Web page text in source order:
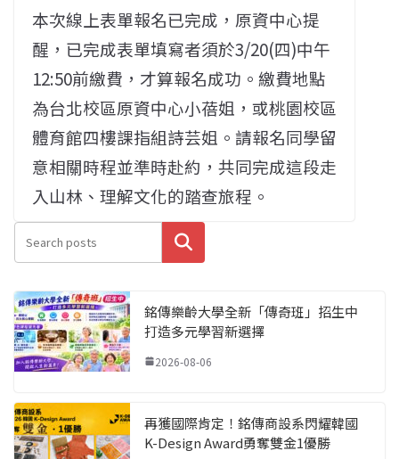
本次線上表單報名已完成，原資中心提
醒，已完成表單填寫者須於3/20(四)中午
12:50前繳費，才算報名成功。繳費地點
為台北校區原資中心小蓓姐，或桃園校區
體育館四樓課指組詩芸姐。請報名同學留
意相關時程並準時赴約，共同完成這段走
入山林、理解文化的踏查旅程。
搜尋
銘傳樂齡大學全新「傳奇班」招生中
打造多元學習新選擇
2026-08-06
再獲國際肯定！銘傳商設系閃耀韓國
K-Design Award勇奪雙金1優勝